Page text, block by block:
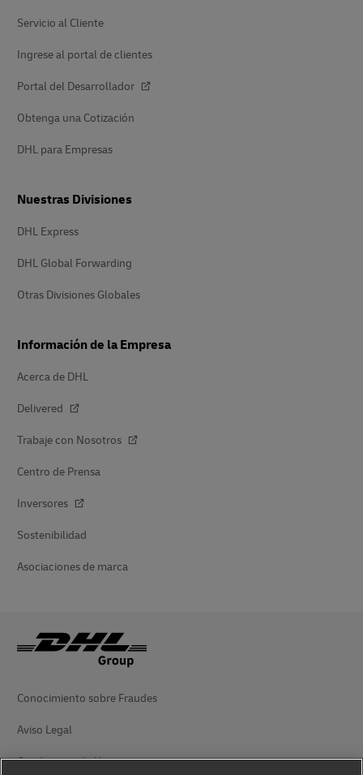
Servicio al Cliente
Ingrese al portal de clientes
Portal del Desarrollador
Obtenga una Cotización
DHL para Empresas
Nuestras Divisiones
DHL Express
DHL Global Forwarding
Otras Divisiones Globales
Información de la Empresa
Acerca de DHL
Delivered
Trabaje con Nosotros
Centro de Prensa
Inversores
Sostenibilidad
Asociaciones de marca
Conocimiento sobre Fraudes
Aviso Legal
Condiciones de Uso